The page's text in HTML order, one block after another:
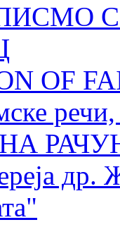
OF
др.